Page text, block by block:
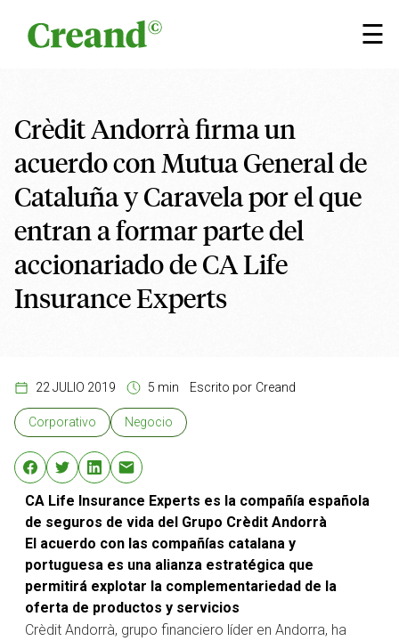
☰
×
Crèdit Andorrà firma un
acuerdo con Mutua General de
Cataluña y Caravela por el que
entran a formar parte del
accionariado de CA Life
Insurance Experts
22 JULIO 2019 5 min Escrito por Creand
Corporativo Negocio
CA Life Insurance Experts es la compañía española
de seguros de vida del Grupo Crèdit Andorrà
El acuerdo con las compañías catalana y
portuguesa es una alianza estratégica que
permitirá explotar la complementariedad de la
oferta de productos y servicios
Crèdit Andorrà, grupo financiero líder en Andorra, ha